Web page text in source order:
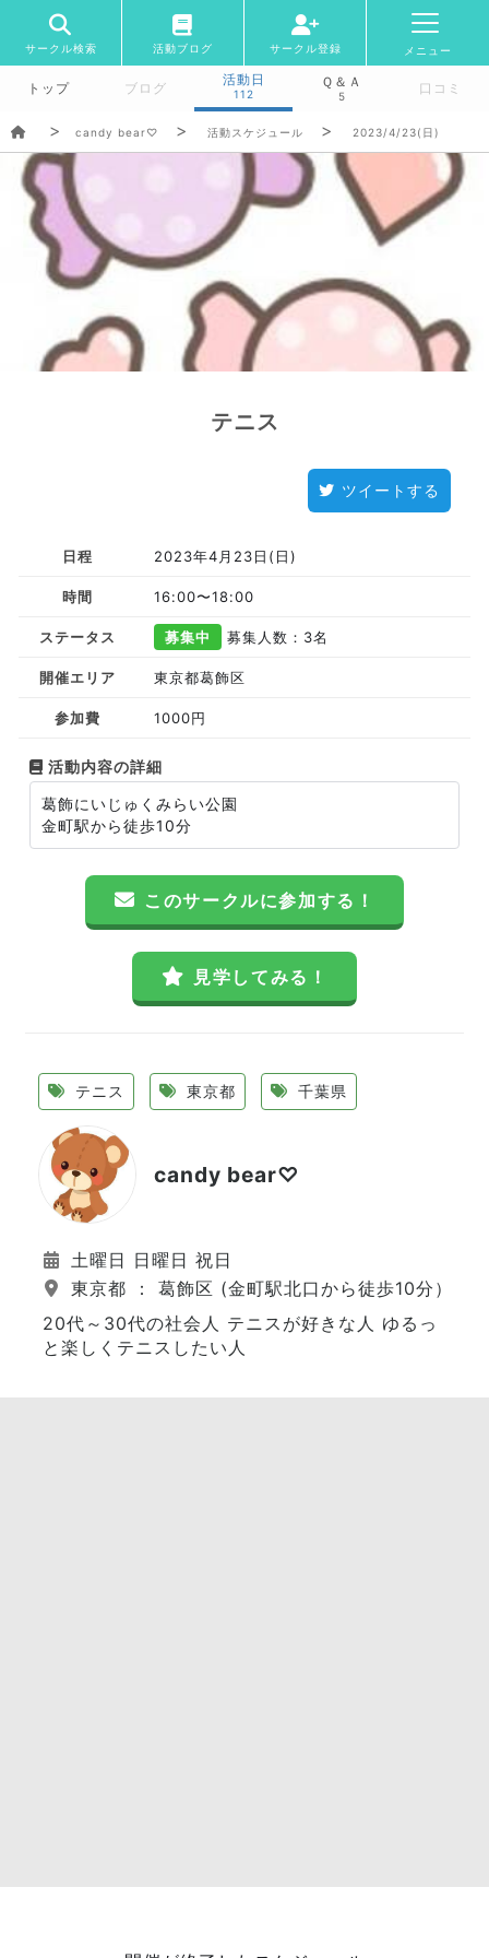
サークル検索 活動ブログ サークル登録 メニュー
トップ ブログ
活動日
112
Ｑ＆Ａ
5 口コミ
candy bear♡ 活動スケジュール 2023/4/23(日)
テニス
ツイートする
日程 2023年4月23日(日)
時間 16:00〜18:00
ステータス 募集中 募集人数：3名
開催エリア 東京都葛飾区
参加費 1000円
活動内容の詳細
葛飾にいじゅくみらい公園
金町駅から徒歩10分
このサークルに参加する！
見学してみる！
テニス 東京都 千葉県
candy bear♡
土曜日 日曜日 祝日
東京都 ： 葛飾区 (金町駅北口から徒歩10分）
20代～30代の社会人 テニスが好きな人 ゆるっ
と楽しくテニスしたい人